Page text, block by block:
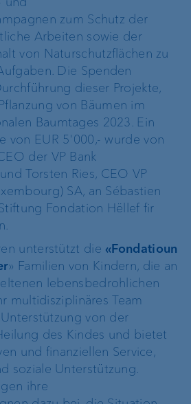
zum Schutz der
Arbeiten sowie der
von Naturschutzflächen zu
Die Spenden
dieser Projekte,
von Bäumen im
Baumtages 2023. Ein
von EUR 5'000,- wurde von
der VP Bank
Torsten Ries, CEO VP
SA, an Sébastien
Fondation Hëllef fir
unterstützt die «Fondatioun
» Familien von Kindern, die an
lebensbedrohlichen
multidisziplinäres Team
von der
des Kindes und bietet
und finanziellen Service,
soziale Unterstützung.
ihre